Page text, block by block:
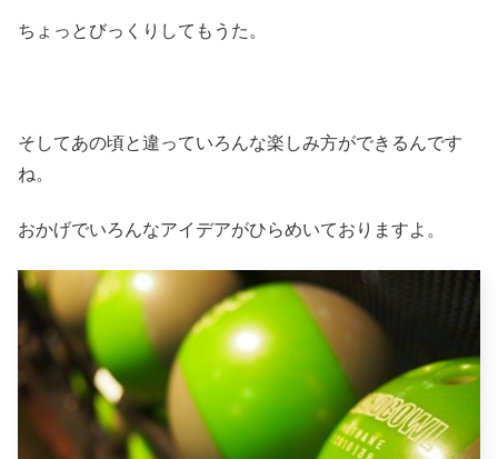
ちょっとびっくりしてもうた。
そしてあの頃と違っていろんな楽しみ方ができるんです
ね。
おかげでいろんなアイデアがひらめいておりますよ。